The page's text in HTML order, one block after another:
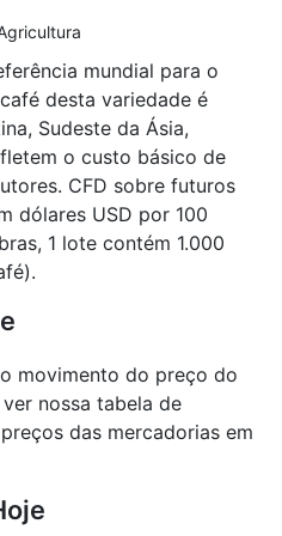
Arábica Estratégia de
Avalie fatores como
globais, eventos
de oferta e demanda
das commodities.
técnicos e
identificar potenciais
para suas
com negociações de
gerenciar perdas
se você for um novo
mundial para o
desta variedade é
Sudeste da Ásia,
o custo básico de
CFD sobre futuros
dólares USD por 100
1 lote contém 1.000
movimento do preço do
nossa tabela de
das mercadorias em